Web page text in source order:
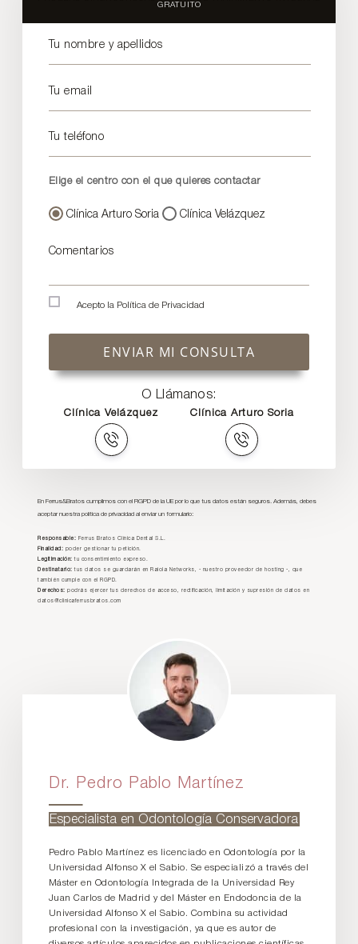
GRATUITO
Tu nombre y apellidos
Tu email
Tu teléfono
Elige el centro con el que quieres contactar
Clínica Arturo Soria Clínica Velázquez
Comentarios
Acepto la Política de Privacidad
ENVIAR MI CONSULTA
O Llámanos:
Clínica Velázquez Clínica Arturo Soria
En Ferrus&Bratos cumplimos con el RGPD de la UE por lo que tus datos están seguros. Además, debes
aceptar nuestra política de privacidad al enviar un formulario:
Responsable: Ferrus Bratos Clínica Dental S.L.
Finalidad: poder gestionar tu petición.
Legitimación: tu consentimiento expreso.
Destinatario: tus datos se guardarán en Raiola Networks, - nuestro proveedor de hosting -, que
también cumple con el RGPD.
Derechos: podrás ejercer tus derechos de acceso, rectificación, limitación y supresión de datos en
datos@clinicaferrusbratos.com
Dr. Pedro Pablo Martínez
Especialista en Odontología Conservadora
Pedro Pablo Martínez es licenciado en Odontología por la
Universidad Alfonso X el Sabio. Se especializó a través del
Máster en Odontología Integrada de la Universidad Rey
Juan Carlos de Madrid y del Máster en Endodoncia de la
Universidad Alfonso X el Sabio. Combina su actividad
profesional con la investigación, ya que es autor de